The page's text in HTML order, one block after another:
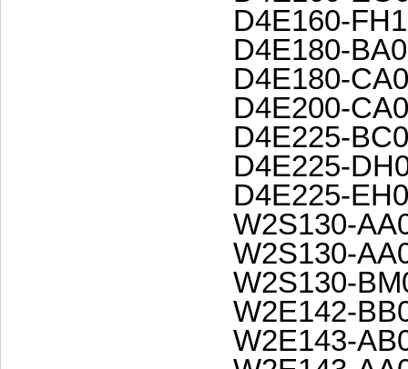
D4E160-
D4E180-
D4E180-
D4E200-
D4E225-
D4E225-
D4E225-
W2S130-
W2S130-
W2S130-
W2E142-
W2E143-